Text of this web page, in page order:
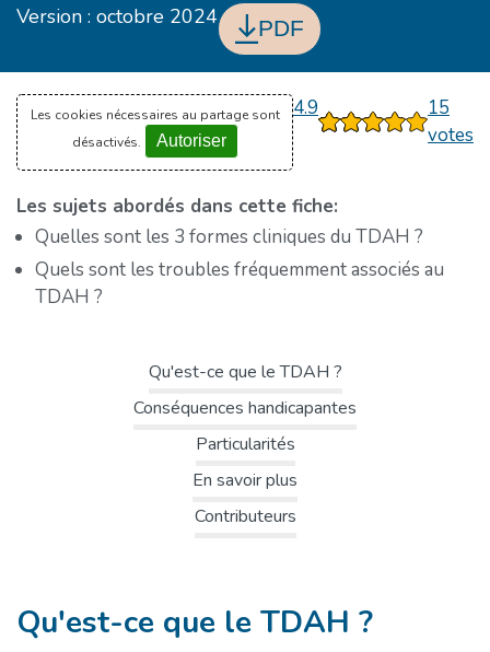
Version : octobre 2024 PDF
Les cookies nécessaires au partage sont
désactivés.
Autoriser
4.9
1
2
3
4
5
15
votes
Les sujets abordés dans cette fiche:
Quelles sont les 3 formes cliniques du TDAH ?
Quels sont les troubles fréquemment associés au
TDAH ?
Qu'est-ce que le TDAH ?
Conséquences handicapantes
Particularités
En savoir plus
Contributeurs
Qu'est-ce que le TDAH ?